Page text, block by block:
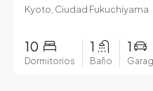
Kyoto, Ciudad Fukuchiyama
10
Dormitorios
1
Baño
1